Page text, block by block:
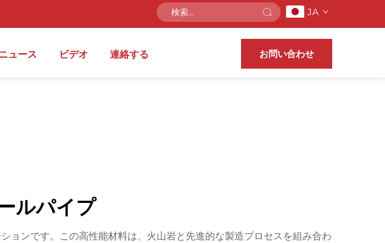
JA
ュース ビデオ 連絡する お問い合わせ
ルパイプ
ョンです。この高性能材料は、火山岩と先進的な製造プロセスを組み合わ